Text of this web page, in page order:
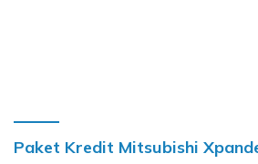
Paket Kredit Mitsubishi